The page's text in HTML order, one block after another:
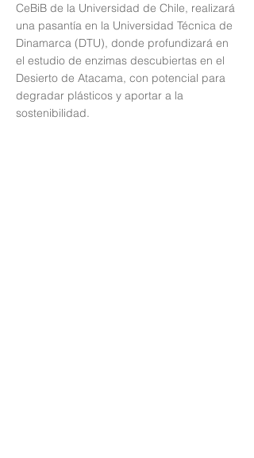
CeBiB de la Universidad de Chile, realizará
una pasantía en la Universidad Técnica de
Dinamarca (DTU), donde profundizará en
el estudio de enzimas descubiertas en el
Desierto de Atacama, con potencial para
degradar plásticos y aportar a la
sostenibilidad.